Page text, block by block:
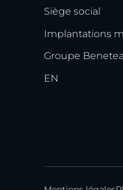
Siège social
Implantations
Groupe
EN